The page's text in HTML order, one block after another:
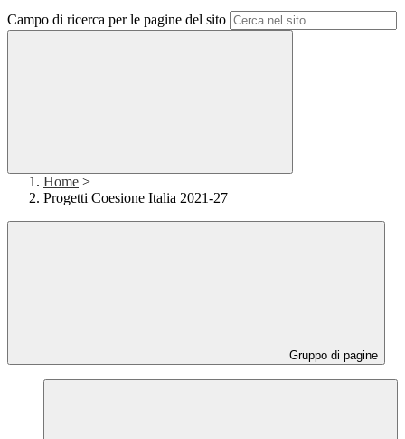
Campo di ricerca per le pagine del sito
Home >
Progetti Coesione Italia 2021-27
Gruppo di pagine